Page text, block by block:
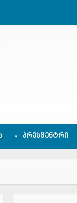
ᲞᲠᲔᲡᲪᲔᲜᲢᲠᲘ